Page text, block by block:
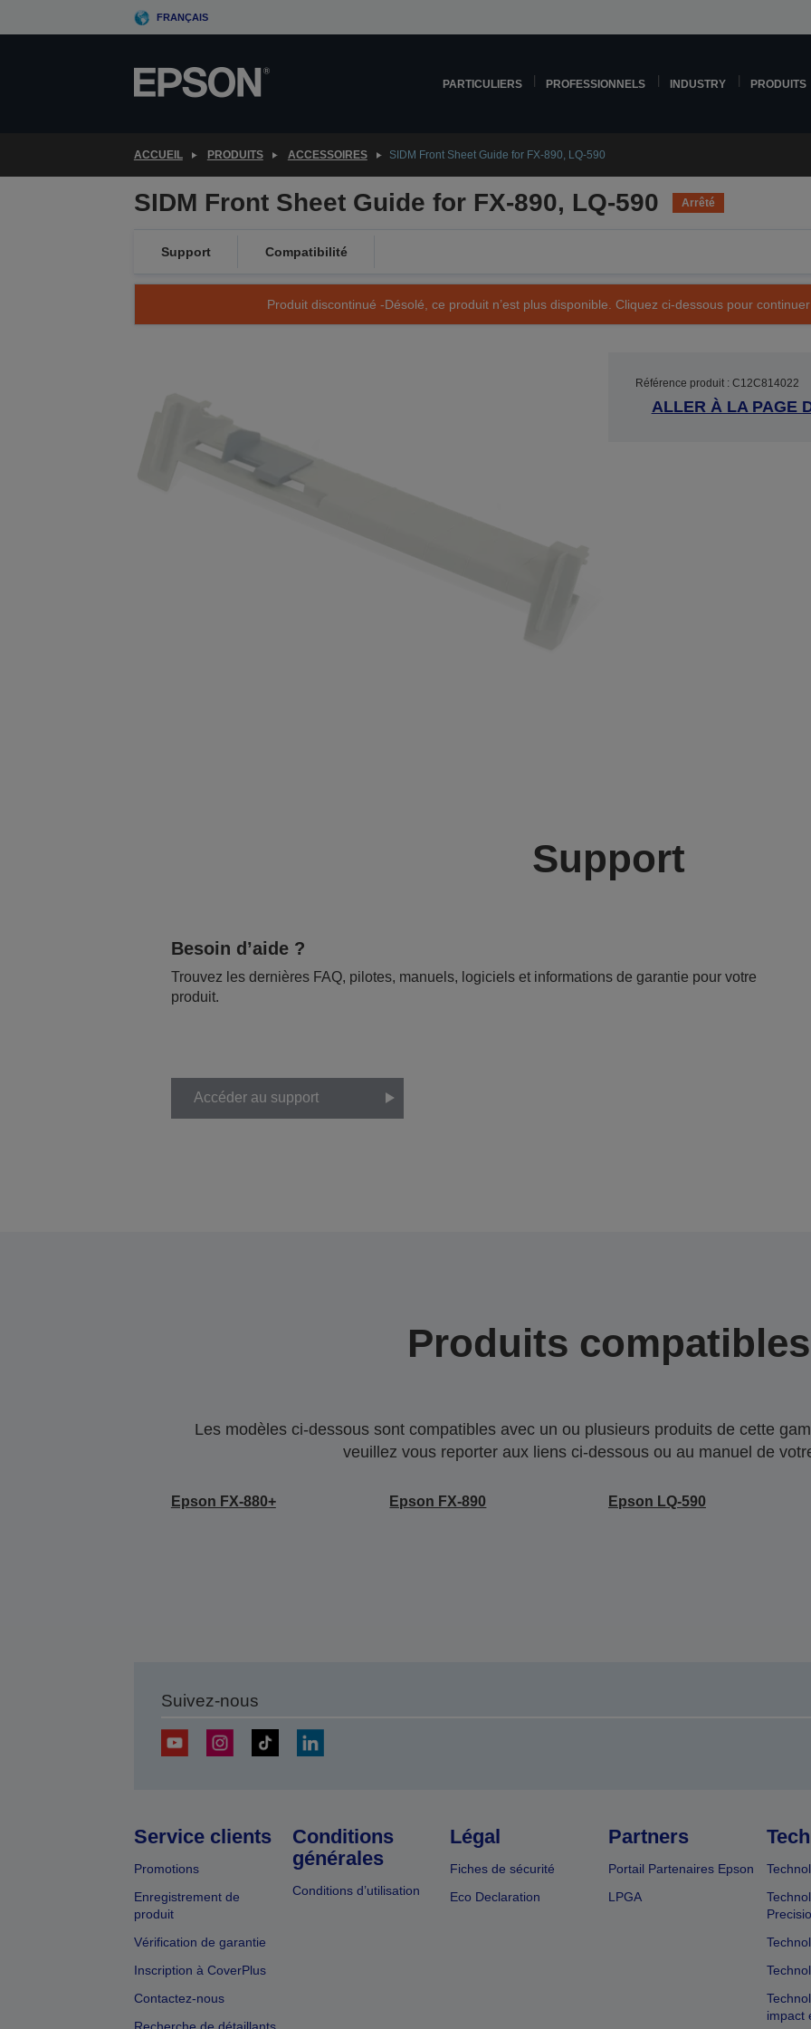
to
FRANÇAIS
PARTICULIERS PROFESSIONNELS INDUSTRY PRODUITS
ACCUEIL PRODUITS ACCESSOIRES SIDM Front Sheet Guide for FX-890, LQ-590
SIDM Front Sheet Guide for FX-890, LQ-590 Arrêté
Support Compatibilité
Produit discontinué -Désolé, ce produit n’est plus disponible. Cliquez ci-dessous pour
Référence produit : C12C814022
ALLER À LA PAGE
Support
Besoin d’aide ?
Trouvez les dernières FAQ, pilotes, manuels, logiciels et informations de garantie pour votre
produit.
Accéder au support
Produits compatibles
Les modèles ci-dessous sont compatibles avec un ou plusieurs produits de cette
veuillez vous reporter aux liens ci-dessous ou au manuel de
Epson FX-880+ Epson FX-890 Epson LQ-590
Suivez-nous
Service clients
Promotions
Enregistrement de
produit
Vérification de garantie
Inscription à CoverPlus
Contactez-nous
Conditions
générales
Conditions d’utilisation
Légal
Fiches de sécurité
Eco Declaration
Partners
Portail Partenaires Epson
LPGA
impact